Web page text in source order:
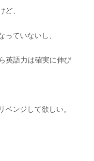
、
ていないし、
英語力は確実に伸び
ベンジして欲しい。